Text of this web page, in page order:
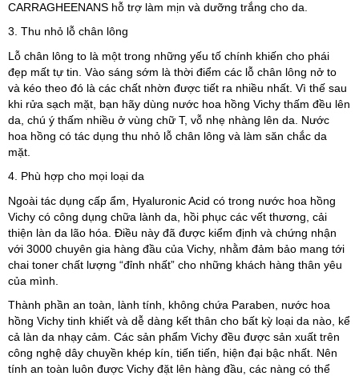
CARRAGHEENANS hỗ trợ làm mịn và dưỡng trắng cho da.
3. Thu nhỏ lỗ chân lông
Lỗ chân lông to là một trong những yếu tố chính khiến cho phái
đẹp mất tự tin. Vào sáng sớm là thời điểm các lỗ chân lông nở to
và kéo theo đó là các chất nhờn được tiết ra nhiều nhất. Vì thế sau
khi rửa sạch mặt, bạn hãy dùng nước hoa hồng Vichy thấm đều lên
da, chú ý thấm nhiều ở vùng chữ T, vỗ nhẹ nhàng lên da. Nước
hoa hồng có tác dụng thu nhỏ lỗ chân lông và làm săn chắc da
mặt.
4. Phù hợp cho mọi loại da
Ngoài tác dụng cấp ẩm, Hyaluronic Acid có trong nước hoa hồng
Vichy có công dụng chữa lành da, hồi phục các vết thương, cải
thiện làn da lão hóa. Điều này đã được kiểm định và chứng nhận
với 3000 chuyên gia hàng đầu của Vichy, nhằm đảm bảo mang tới
chai toner chất lượng “đỉnh nhất” cho những khách hàng thân yêu
của mình.
Thành phần an toàn, lành tính, không chứa Paraben, nước hoa
hồng Vichy tinh khiết và dễ dàng kết thân cho bất kỳ loại da nào, kể
cả làn da nhạy cảm. Các sản phẩm Vichy đều được sản xuất trên
công nghệ dây chuyền khép kín, tiến tiến, hiện đại bậc nhất. Nên
tính an toàn luôn được Vichy đặt lên hàng đầu, các nàng có thể